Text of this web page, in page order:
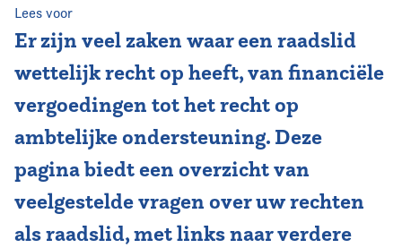
Nieuws
Opleiding
Kennis & Informatie
Vereniging
Contact
Lees voor
Er zijn veel zaken waar een raadslid
wettelijk recht op heeft, van financiële
vergoedingen tot het recht op
ambtelijke ondersteuning. Deze
pagina biedt een overzicht van
veelgestelde vragen over uw rechten
als raadslid, met links naar verdere